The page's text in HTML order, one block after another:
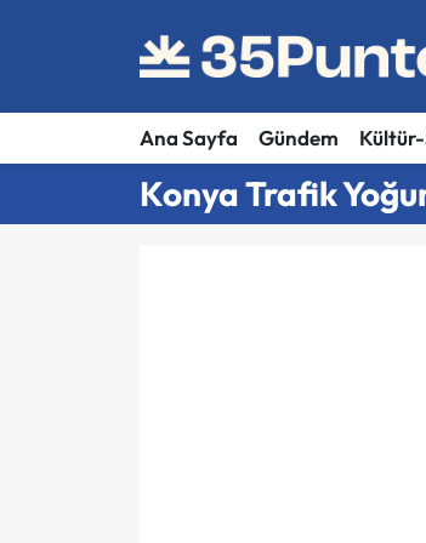
Ana Sayfa Gündem
Konya Trafik